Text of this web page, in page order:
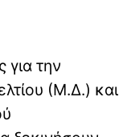
για την
(Μ.Δ.) και